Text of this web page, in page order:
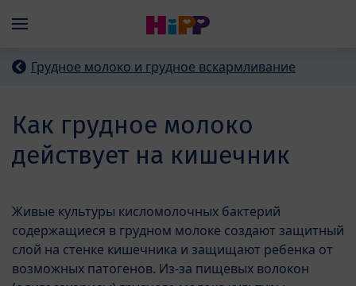
Menü
Грудное молоко и грудное вскармливание
Как грудное молоко
действует на кишечник
Живые культуры кисломолочных бактерий
содержащиеся в грудном молоке создают защитный
слой на стенке кишечника и защищают ребенка от
возможных патогенов. Из-за пищевых волокон